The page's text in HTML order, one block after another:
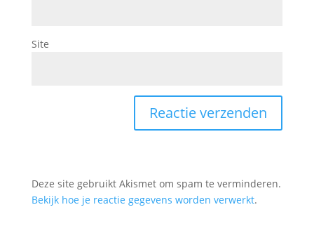
Site
Deze site gebruikt Akismet om spam te verminderen.
Bekijk hoe je reactie gegevens worden verwerkt.